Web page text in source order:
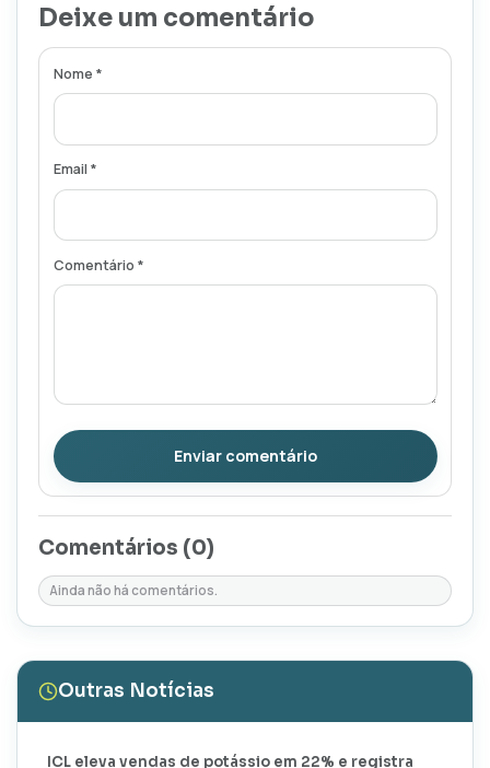
Deixe um comentário
Nome *
Email *
Comentário *
Enviar comentário
Comentários (0)
Ainda não há comentários.
Outras Notícias
ICL eleva vendas de potássio em 22% e registra